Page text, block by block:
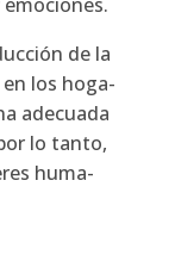
de la
en los hoga­
ade­cua­da
lo tan­to,
huma­